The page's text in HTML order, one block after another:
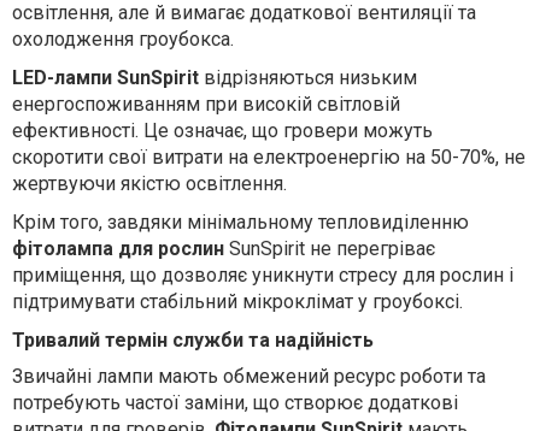
освітлення, але й вимагає додаткової вентиляції та
охолодження гроубокса.
LED-лампи SunSpirit відрізняються низьким
енергоспоживанням при високій світловій
ефективності. Це означає, що гровери можуть
скоротити свої витрати на електроенергію на 50-70%, не
жертвуючи якістю освітлення.
Крім того, завдяки мінімальному тепловиділенню
фітолампа для рослин SunSpirit не перегріває
приміщення, що дозволяє уникнути стресу для рослин і
підтримувати стабільний мікроклімат у гроубоксі.
Тривалий термін служби та надійність
Звичайні лампи мають обмежений ресурс роботи та
потребують частої заміни, що створює додаткові